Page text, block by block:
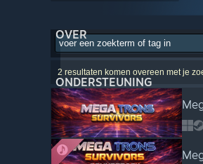
OVER
ONDERSTEUNING
2 resultaten komen overeen met je